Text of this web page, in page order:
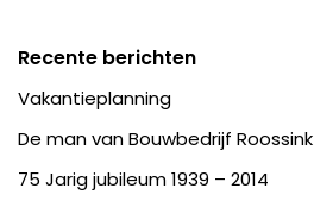
Recente berichten
Vakantieplanning
De man van Bouwbedrijf Roossink
75 Jarig jubileum 1939 – 2014